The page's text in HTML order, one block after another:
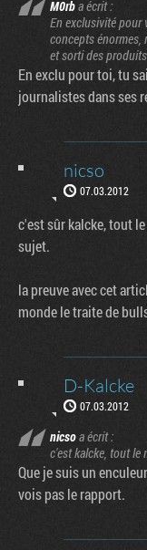
M0rba écrit :
En exclusivité pour
concepts énormes,
et sorti des
En exclu pour toi, tu
journalistes dans ses
nicso
07.03.2012
c'est sûr kalcke, tout
sujet.
la preuve avec cet
monde le traite de
D-Kalcke
07.03.2012
nicsoa écrit :
c'est kalcke, tout le
Que je suis un
vois pas le rapport.